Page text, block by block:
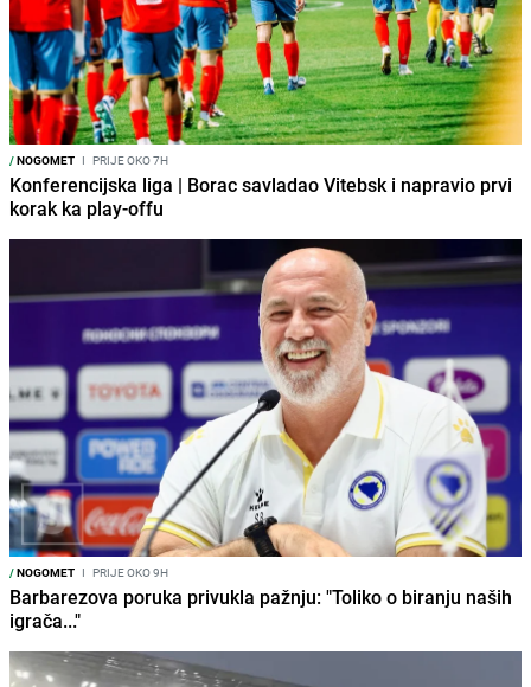
/NOGOMET I PRIJE OKO 7H
Konferencijska liga | Borac savladao Vitebsk i napravio prvi
korak ka play-offu
/NOGOMET I PRIJE OKO 9H
Barbarezova poruka privukla pažnju: "Toliko o biranju naših
igrača..."